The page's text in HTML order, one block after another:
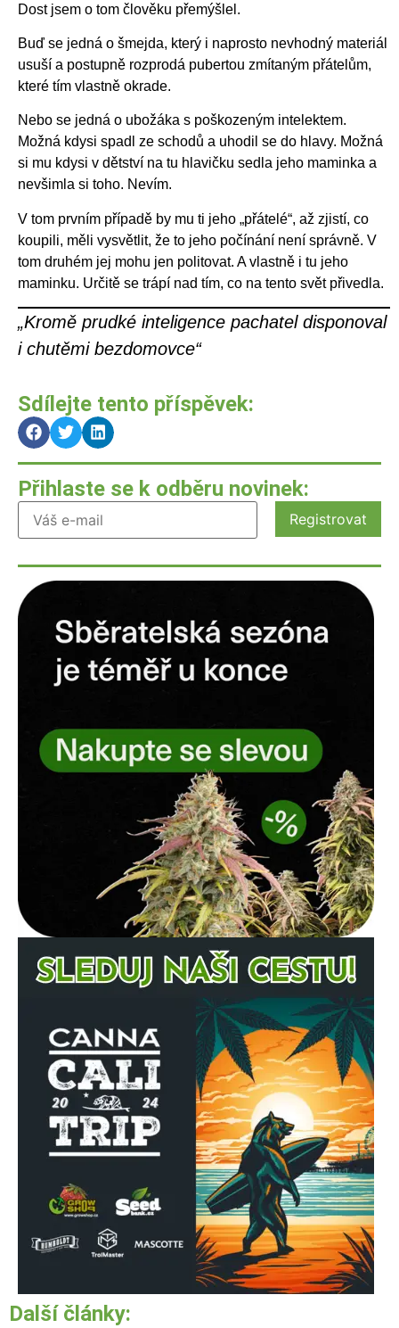
Dost jsem o tom člověku přemýšlel.
Buď se jedná o šmejda, který i naprosto nevhodný materiál
usuší a postupně rozprodá pubertou zmítaným přátelům,
které tím vlastně okrade.
Nebo se jedná o ubožáka s poškozeným intelektem.
Možná kdysi spadl ze schodů a uhodil se do hlavy. Možná
si mu kdysi v dětství na tu hlavičku sedla jeho maminka a
nevšimla si toho. Nevím.
V tom prvním případě by mu ti jeho „přátelé“, až zjistí, co
koupili, měli vysvětlit, že to jeho počínání není správně. V
tom druhém jej mohu jen politovat. A vlastně i tu jeho
maminku. Určitě se trápí nad tím, co na tento svět přivedla.
„Kromě prudké inteligence pachatel disponoval
i chutěmi bezdomovce“
Sdílejte tento příspěvek:
Přihlaste se k odběru novinek:
Další články: